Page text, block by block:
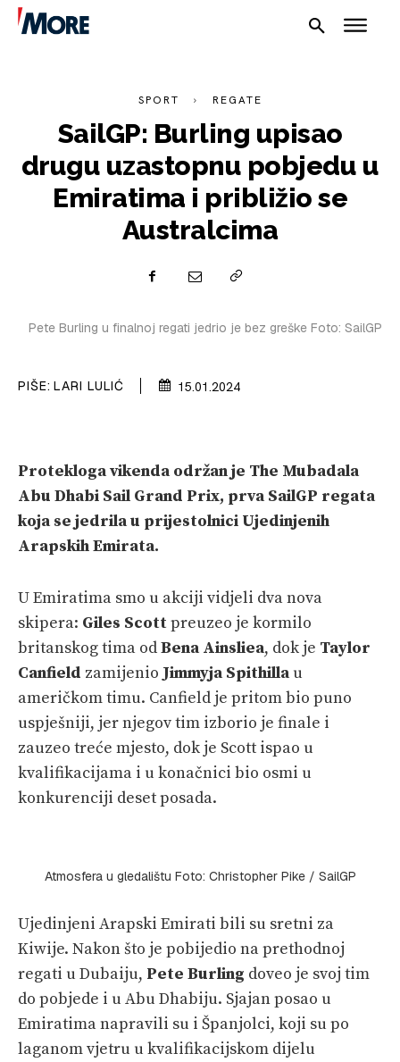
PLOVIDBA
SPIZA
SHOP
SPORT REGATE
SailGP: Burling upisao
drugu uzastopnu pobjedu u
Emiratima i približio se
Australcima
Pete Burling u finalnoj regati jedrio je bez greške Foto: SailGP
PIŠE: LARI LULIĆ 15.01.2024
Protekloga vikenda održan je The Mubadala
Abu Dhabi Sail Grand Prix, prva SailGP regata
koja se jedrila u prijestolnici Ujedinjenih
Arapskih Emirata.
U Emiratima smo u akciji vidjeli dva nova
skipera: Giles Scottpreuzeo je kormilo
britanskog tima odBena Ainsliea, dok je Taylor
Canfield zamijenio Jimmyja Spithilla u
američkom timu. Canfield je pritom bio puno
uspješniji, jer njegov tim izborio je finale i
zauzeo treće mjesto, dok je Scott ispao u
kvalifikacijama i u konačnici bio osmi u
konkurenciji deset posada.
Atmosfera u gledalištu Foto: Christopher Pike / SailGP
Ujedinjeni Arapski Emirati bili su sretni za
Kiwije. Nakon što je pobijedio na prethodnoj
regati u Dubaiju, Pete Burling doveo je svoj tim
do pobjede i u Abu Dhabiju. Sjajan posao u
Emiratima napravili su i Španjolci, koji su po
laganom vjetru u kvalifikacijskom dijelu